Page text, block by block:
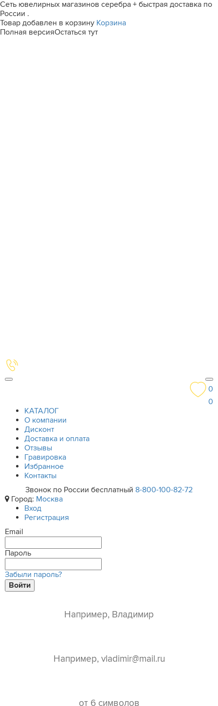
Сеть ювелирных магазинов серебра + быстрая доставка по
России .
Товар добавлен в корзину Корзина
Полная версияОстаться тут
0
0
КАТАЛОГ
О компании
Дисконт
Доставка и оплата
Отзывы
Гравировка
Избранное
Контакты
Звонок по России бесплатный 8-800-100-82-72
Город: Москва
Вход
Регистрация
Email
Пароль
Забыли пароль?
Войти